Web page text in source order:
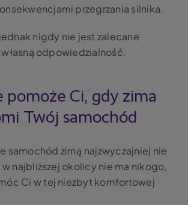
przegrzania silnika.
nigdy nie jest zalecane
własną odpowiedzialność.
pomoże Ci, gdy zima
Twój samochód
samochód zimą najzwyczajniej nie
najbliższej okolicy nie ma nikogo,
Ci w tej niezbyt komfortowej